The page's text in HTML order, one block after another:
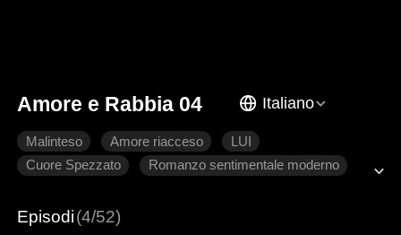
Amore e Rabbia 04 Italiano
Malinteso Amore riacceso
LUI
Cuore Spezzato
Romanzo sentimentale moderno
Episodi(4/52)